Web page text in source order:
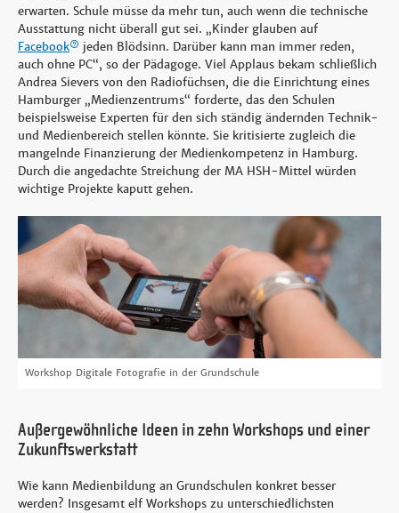
erwarten. Schule müsse da mehr tun, auch wenn die technische
Ausstattung nicht überall gut sei. „Kinder glauben auf
Facebook
jeden Blödsinn. Darüber kann man immer reden,
auch ohne PC“, so der Pädagoge. Viel Applaus bekam schließlich
Andrea Sievers von den Radiofüchsen, die die Einrichtung eines
Hamburger „Medienzentrums“ forderte, das den Schulen
beispielsweise Experten für den sich ständig ändernden Technik-
und Medienbereich stellen könnte. Sie kritisierte zugleich die
mangelnde Finanzierung der Medienkompetenz in Hamburg.
Durch die angedachte Streichung der MA HSH-Mittel würden
wichtige Projekte kaputt gehen.
Workshop Digitale Fotografie in der Grundschule
Außergewöhnliche Ideen in zehn Workshops und einer
Zukunftswerkstatt
Wie kann Medienbildung an Grundschulen konkret besser
werden? Insgesamt elf Workshops zu unterschiedlichsten